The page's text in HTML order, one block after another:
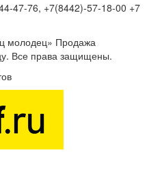
47-76, +7(8442)-57-18-00 +7
молодец» Продажа
Все права защищены.